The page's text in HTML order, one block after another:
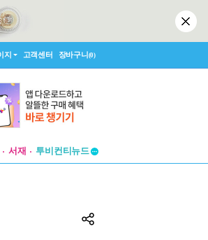
지 고객센터 장바구니(0)
서재
투비컨티뉴드